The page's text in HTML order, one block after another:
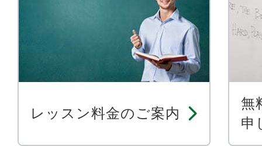
レッスン料金のご案内
無
申